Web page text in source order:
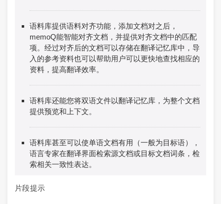
语料库提供语料对齐功能，添加文档对之后，
memoQ能智能对齐文档，并提供对齐文档中的匹配
项。经过对齐后的文档可以存储在翻译记忆库中，导
入的参考资料也可以帮助用户可以更快地查找相应的
资料，提高翻译效率。
语料库还能您将双语文件以翻译记忆库，为整个文档
提供预览和上下文。
语料库甚至可以使单语文档有用（一般为目标语），
语言专家在翻译界面检索源文档或目标文档词条，检
索相关一致性表达。
片段提示